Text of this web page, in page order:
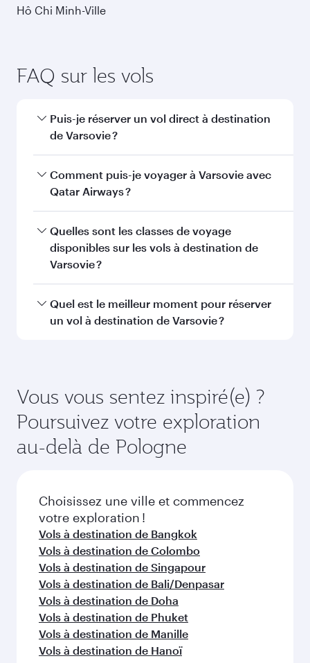
Hô Chi Minh-Ville
FAQ sur les vols
Puis-je réserver un vol direct à destination
de Varsovie ?
Oui, Qatar Airways opère des vols directs vers
Varsovie. Recherchez les vols depuis notre page
Comment puis-je voyager à Varsovie avec
Qatar Airways ?
Vous pouvez voyager directement à Varsovie
avec Qatar Airways. Nous desservons plus de
150 destinations via Doha, avec des
Quelles sont les classes de voyage
disponibles sur les vols à destination de
Varsovie ?
La disponibilité des classes de voyage dépend
de l'itinéraire et de la compagnie aérienne
en Classe Économique. Les classes de voyage
disponibles peuvent varier sur les vols opérés
par nos partenaires. Veuillez vérifier les détails
du vol au moment de la réservation.
Quel est le meilleur moment pour réserver
un vol à destination de Varsovie ?
meilleurs tarifs aux dates de votre choix. Les
tarifs varient en fonction de la demande
saisonnière, de la popularité de l'itinéraire et de
la disponibilité des classes de voyage.
Vous vous sentez inspiré(e) ?
Poursuivez votre exploration
au-delà de Pologne
Choisissez une ville et commencez
votre exploration !
Vols à destination de Bangkok
Vols à destination de Colombo
Vols à destination de Singapour
Vols à destination de Bali/Denpasar
Vols à destination de Doha
Vols à destination de Phuket
Vols à destination de Manille
Vols à destination de Hanoï